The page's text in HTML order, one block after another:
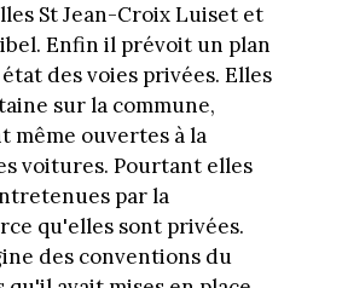
St Jean-Croix Luiset et
Enfin il prévoit un plan
des voies privées. Elles
sur la commune,
même ouvertes à la
voitures. Pourtant elles
par la
qu'elles sont privées.
des conventions du